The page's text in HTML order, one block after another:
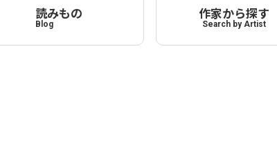
読みもの
Blog
作家から探す
Search by Artist